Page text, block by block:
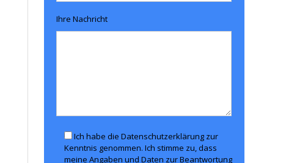
Ihre Nachricht
Ich habe die Datenschutzerklärung zur
Kenntnis genommen. Ich stimme zu, dass
meine Angaben und Daten zur Beantwortung